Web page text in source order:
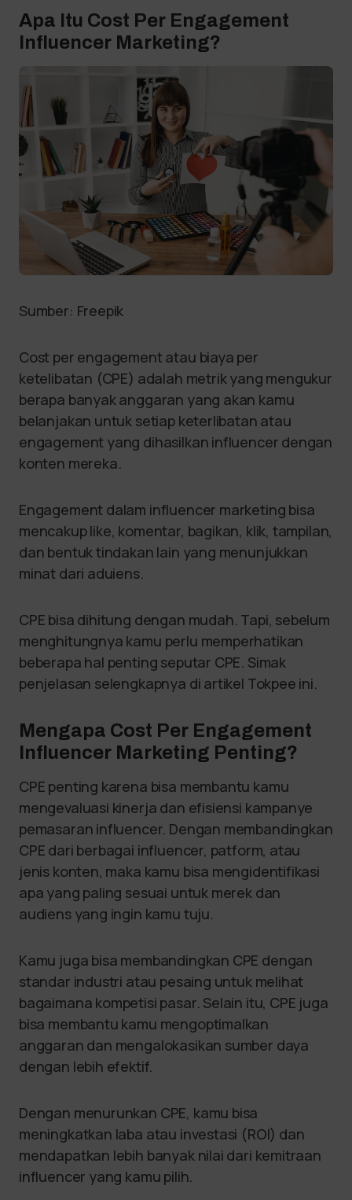
Apa Itu Cost Per Engagement
Influencer Marketing?
Sumber: Freepik
Cost per engagement atau biaya per
ketelibatan (CPE) adalah metrik yang mengukur
berapa banyak anggaran yang akan kamu
belanjakan untuk setiap keterlibatan atau
engagement yang dihasilkan influencer dengan
konten mereka.
Engagement dalam influencer marketing bisa
mencakup like, komentar, bagikan, klik, tampilan,
dan bentuk tindakan lain yang menunjukkan
minat dari aduiens.
CPE bisa dihitung dengan mudah. Tapi, sebelum
menghitungnya kamu perlu memperhatikan
beberapa hal penting seputar CPE. Simak
penjelasan selengkapnya di artikel Tokpee ini.
Mengapa Cost Per Engagement
Influencer Marketing Penting?
CPE penting karena bisa membantu kamu
mengevaluasi kinerja dan efisiensi kampanye
pemasaran influencer. Dengan membandingkan
CPE dari berbagai influencer, patform, atau
jenis konten, maka kamu bisa mengidentifikasi
apa yang paling sesuai untuk merek dan
audiens yang ingin kamu tuju.
Kamu juga bisa membandingkan CPE dengan
standar industri atau pesaing untuk melihat
bagaimana kompetisi pasar. Selain itu, CPE juga
bisa membantu kamu mengoptimalkan
anggaran dan mengalokasikan sumber daya
dengan lebih efektif.
Dengan menurunkan CPE, kamu bisa
meningkatkan laba atau investasi (ROI) dan
mendapatkan lebih banyak nilai dari kemitraan
influencer yang kamu pilih.